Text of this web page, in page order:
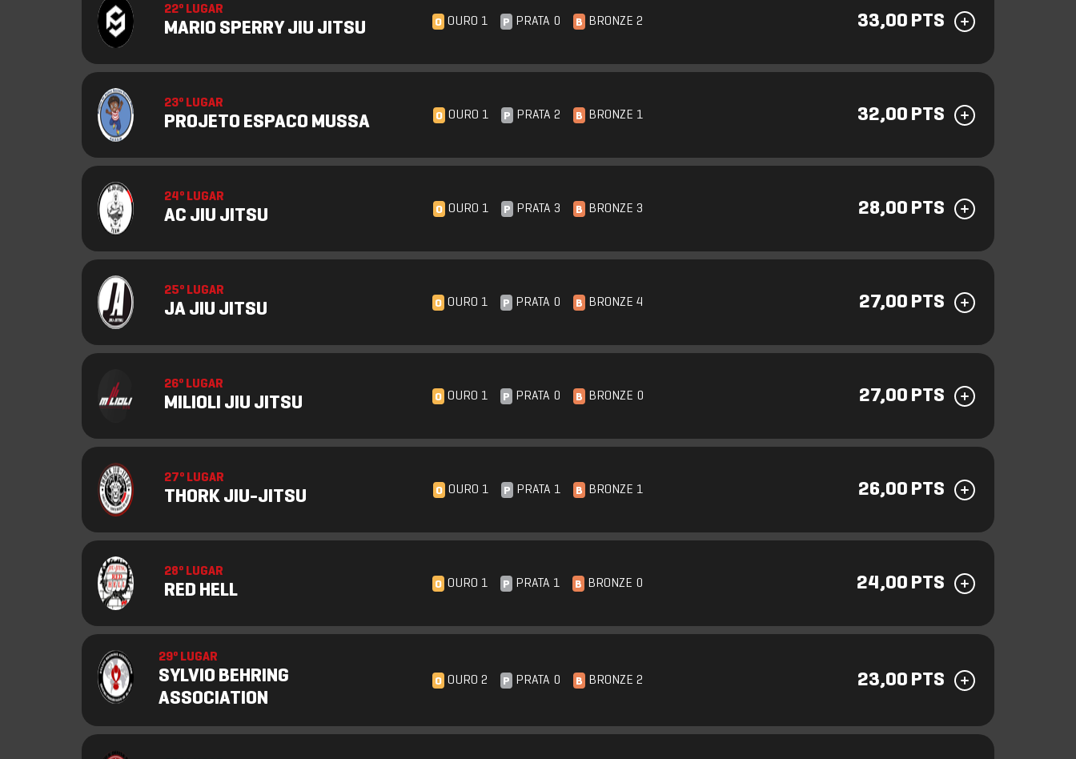
22º LUGAR
MARIO SPERRY JIU JITSU O OURO 1 P PRATA 0 B BRONZE 2 33,00 PTS
23º LUGAR
PROJETO ESPACO MUSSA O OURO 1 P PRATA 2 B BRONZE 1 32,00 PTS
24º LUGAR
AC JIU JITSU O OURO 1 P PRATA 3 B BRONZE 3 28,00 PTS
25º LUGAR
JA JIU JITSU O OURO 1 P PRATA 0 B BRONZE 4 27,00 PTS
26º LUGAR
MILIOLI JIU JITSU O OURO 1 P PRATA 0 B BRONZE 0 27,00 PTS
27º LUGAR
THORK JIU-JITSU O OURO 1 P PRATA 1 B BRONZE 1 26,00 PTS
28º LUGAR
RED HELL O OURO 1 P PRATA 1 B BRONZE 0 24,00 PTS
29º LUGAR
SYLVIO BEHRING
ASSOCIATION
O OURO 2 P PRATA 0 B BRONZE 2 23,00 PTS